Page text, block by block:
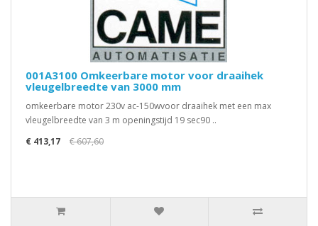
001A3100 Omkeerbare motor voor draaihek
vleugelbreedte van 3000 mm
omkeerbare motor 230v ac-150wvoor draaihek met een max
vleugelbreedte van 3 m openingstijd 19 sec90 ..
€ 413,17
€ 607,60